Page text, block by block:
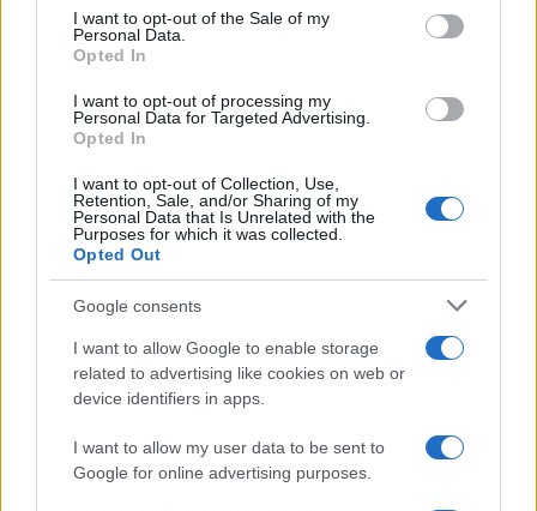
services and may gather and store information including but
not limited to your visit or usage behaviour. You may click to
grant or deny consent to Google and its third-party tags to
consent section.
I want to opt-out of the Sale of my
Personal Data.
Opted In
I want to opt-out of processing my
Personal Data for Targeted Advertising.
Opted In
I want to opt-out of Collection, Use,
Retention, Sale, and/or Sharing of my
Personal Data that Is Unrelated with the
Purposes for which it was collected.
Opted Out
Google consents
I want to allow Google to enable storage
related to advertising like cookies on web or
device identifiers in apps.
I want to allow my user data to be sent to
Google for online advertising purposes.
FRASI
Frasi celebri
Frasi da condividere
Poesie
Frasi dei film
Frasi film più lette
Incipit dei film